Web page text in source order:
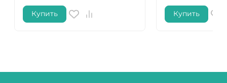
Купить Купить